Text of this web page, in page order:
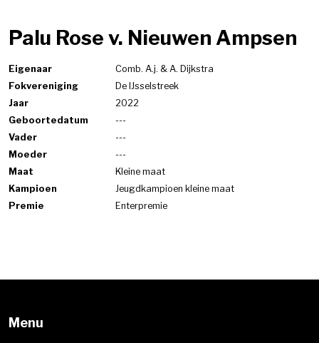
Palu Rose v. Nieuwen Ampsen
Eigenaar
Comb. A.j. & A. Dijkstra
Fokvereniging
De IJsselstreek
Jaar
2022
Geboortedatum
---
Vader
---
Moeder
---
Maat
Kleine maat
Kampioen
Jeugdkampioen kleine maat
Premie
Enterpremie
Menu